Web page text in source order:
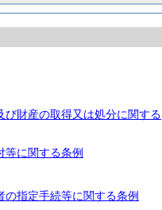
財産の取得又は処分に関する
等に関する条例
指定手続等に関する条例